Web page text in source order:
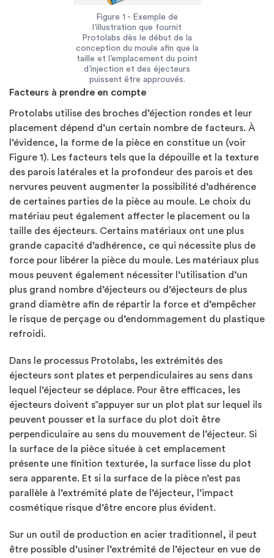
Figure 1 - Exemple de
l’illustration que fournit
Protolabs dès le début de la
conception du moule afin que la
taille et l’emplacement du point
d’injection et des éjecteurs
puissent être approuvés.
Facteurs à prendre en compte
Protolabs utilise des broches d’éjection rondes et leur
placement dépend d’un certain nombre de facteurs. À
l’évidence, la forme de la pièce en constitue un (voir
Figure 1). Les facteurs tels que la dépouille et la texture
des parois latérales et la profondeur des parois et des
nervures peuvent augmenter la possibilité d’adhérence
de certaines parties de la pièce au moule. Le choix du
matériau peut également affecter le placement ou la
taille des éjecteurs. Certains matériaux ont une plus
grande capacité d’adhérence, ce qui nécessite plus de
force pour libérer la pièce du moule. Les matériaux plus
mous peuvent également nécessiter l’utilisation d’un
plus grand nombre d’éjecteurs ou d’éjecteurs de plus
grand diamètre afin de répartir la force et d’empêcher
le risque de perçage ou d’endommagement du plastique
refroidi.
Dans le processus Protolabs, les extrémités des
éjecteurs sont plates et perpendiculaires au sens dans
lequel l’éjecteur se déplace. Pour être efficaces, les
éjecteurs doivent s”appuyer sur un plot plat sur lequel ils
peuvent pousser et la surface du plot doit être
perpendiculaire au sens du mouvement de l’éjecteur. Si
la surface de la pièce située à cet emplacement
présente une finition texturée, la surface lisse du plot
sera apparente. Et si la surface de la pièce n’est pas
parallèle à l’extrémité plate de l’éjecteur, l’impact
cosmétique risque d’être encore plus évident.
Sur un outil de production en acier traditionnel, il peut
être possible d’usiner l’extrémité de l’éjecteur en vue de